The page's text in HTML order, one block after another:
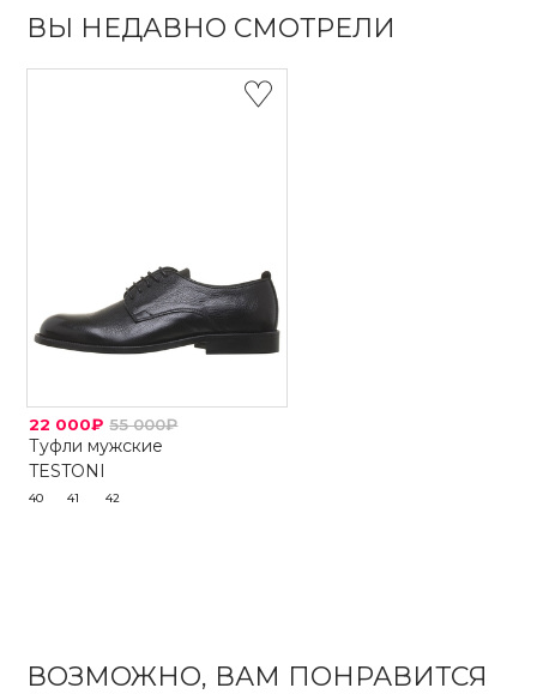
ВЫ НЕДАВНО СМОТРЕЛИ
22 000₽ 55 000₽
Туфли мужские
TESTONI
40 41 42
ВОЗМОЖНО, ВАМ ПОНРАВИТСЯ